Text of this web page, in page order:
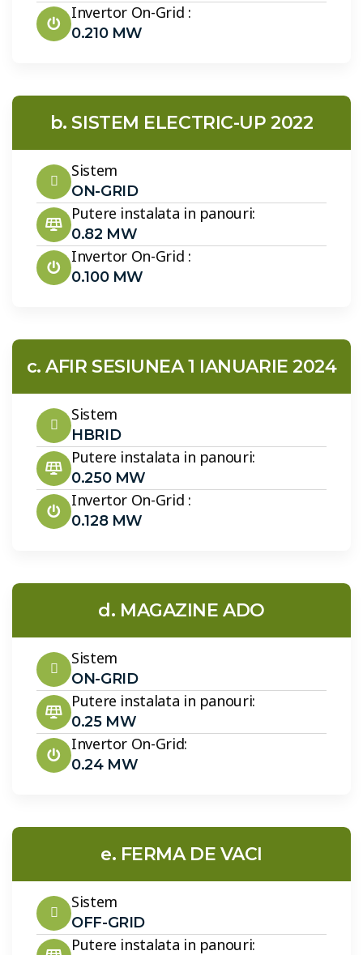
Invertor On-Grid :
0.210 MW
b. SISTEM ELECTRIC-UP 2022
Sistem
ON-GRID
Putere instalata in panouri:
0.82 MW
Invertor On-Grid :
0.100 MW
c. AFIR SESIUNEA 1 IANUARIE 2024
Sistem
HBRID
Putere instalata in panouri:
0.250 MW
Invertor On-Grid :
0.128 MW
d. MAGAZINE ADO
Sistem
ON-GRID
Putere instalata in panouri:
0.25 MW
Invertor On-Grid:
0.24 MW
e. FERMA DE VACI
Sistem
OFF-GRID
Putere instalata in panouri: